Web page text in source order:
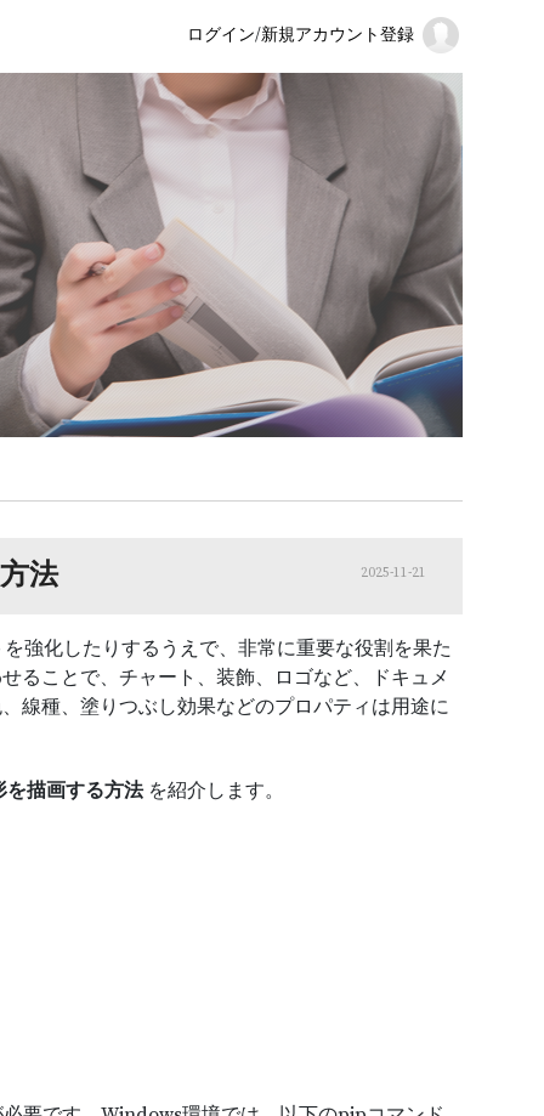
ログイン/新規アカウント登録
2025-11-21
法
強化したりするうえで、非常に重要な役割を果た
ることで、チャート、装飾、ロゴなど、ドキュメ
線種、塗りつぶし効果などのプロパティは用途に
描画する方法を紹介します。